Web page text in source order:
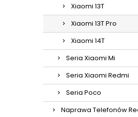
Xiaomi 13T
Xiaomi 13T Pro
Xiaomi 14T
Seria Xiaomi Mi
Seria Xiaomi Redmi
Seria Poco
Naprawa Telefonów